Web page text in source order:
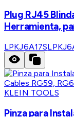
Plug RJ45
Herramienta,
LPKJ6A17S
KLEIN TOOLS
Pinza para